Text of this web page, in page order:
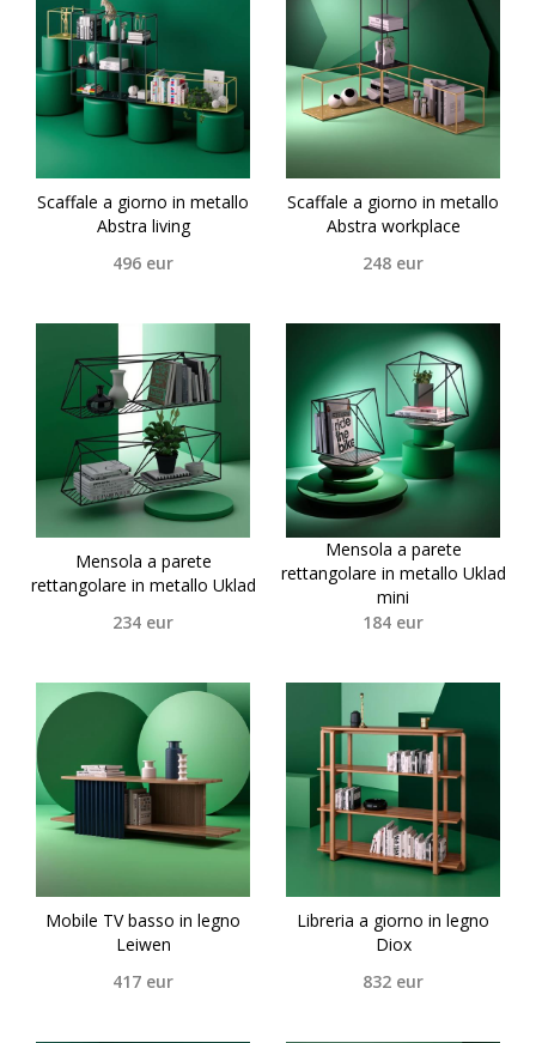
Scaffale a giorno in metallo
Abstra living
496 eur
Scaffale a giorno in metallo
Abstra workplace
248 eur
Mensola a parete
rettangolare in metallo Uklad
234 eur
Mensola a parete
rettangolare in metallo Uklad
mini
184 eur
Mobile TV basso in legno
Leiwen
417 eur
Libreria a giorno in legno
Diox
832 eur